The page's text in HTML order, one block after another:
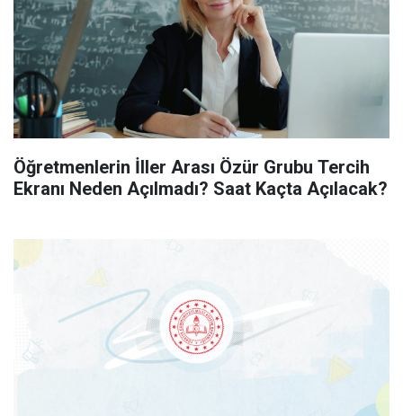
Öğretmenlerin İller Arası Özür Grubu Tercih
Ekranı Neden Açılmadı? Saat Kaçta Açılacak?